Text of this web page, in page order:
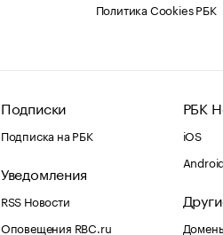
Политика Cookies РБК
Подписки
Подписка на РБК
Уведомления
RSS Новости
Оповещения RBC.ru
РБК
iOS